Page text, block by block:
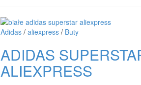
Adidas / aliexpress / Buty
ADIDAS
ALIEXPRESS